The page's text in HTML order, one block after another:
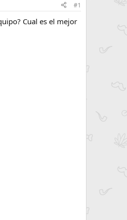
#1
Cual es el mejor